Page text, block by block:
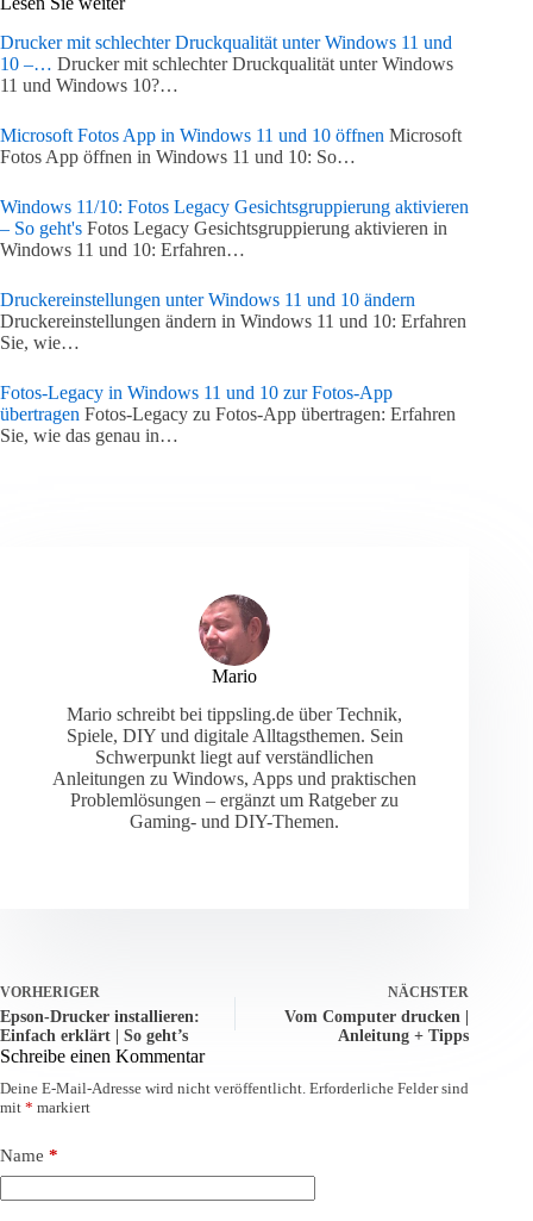
Drucker mit schlechter Druckqualität unter Windows 11 und
10 –… Drucker mit schlechter Druckqualität unter Windows
11 und Windows 10?…
Microsoft Fotos App in Windows 11 und 10 öffnen Microsoft
Fotos App öffnen in Windows 11 und 10: So…
Windows 11/10: Fotos Legacy Gesichtsgruppierung aktivieren
– So geht's Fotos Legacy Gesichtsgruppierung aktivieren in
Windows 11 und 10: Erfahren…
Druckereinstellungen unter Windows 11 und 10 ändern
Druckereinstellungen ändern in Windows 11 und 10: Erfahren
Sie, wie…
Fotos-Legacy in Windows 11 und 10 zur Fotos-App
übertragen Fotos-Legacy zu Fotos-App übertragen: Erfahren
Sie, wie das genau in…
Mario
Mario schreibt bei tippsling.de über Technik,
Spiele, DIY und digitale Alltagsthemen. Sein
Schwerpunkt liegt auf verständlichen
Anleitungen zu Windows, Apps und praktischen
Problemlösungen – ergänzt um Ratgeber zu
Gaming- und DIY-Themen.
VORHERIGER
Epson-Drucker installieren:
Einfach erklärt | So geht’s
NÄCHSTER
Vom Computer drucken |
Anleitung + Tipps
Schreibe einen Kommentar
Deine E-Mail-Adresse wird nicht veröffentlicht. Erforderliche Felder sind
mit * markiert
Name *